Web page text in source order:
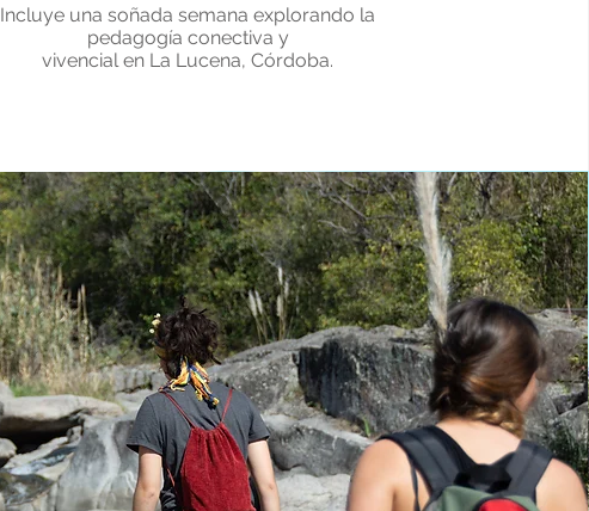
Incluye una soñada semana explorando la
pedagogía conectiva y
vivencial en La Lucena, Córdoba.